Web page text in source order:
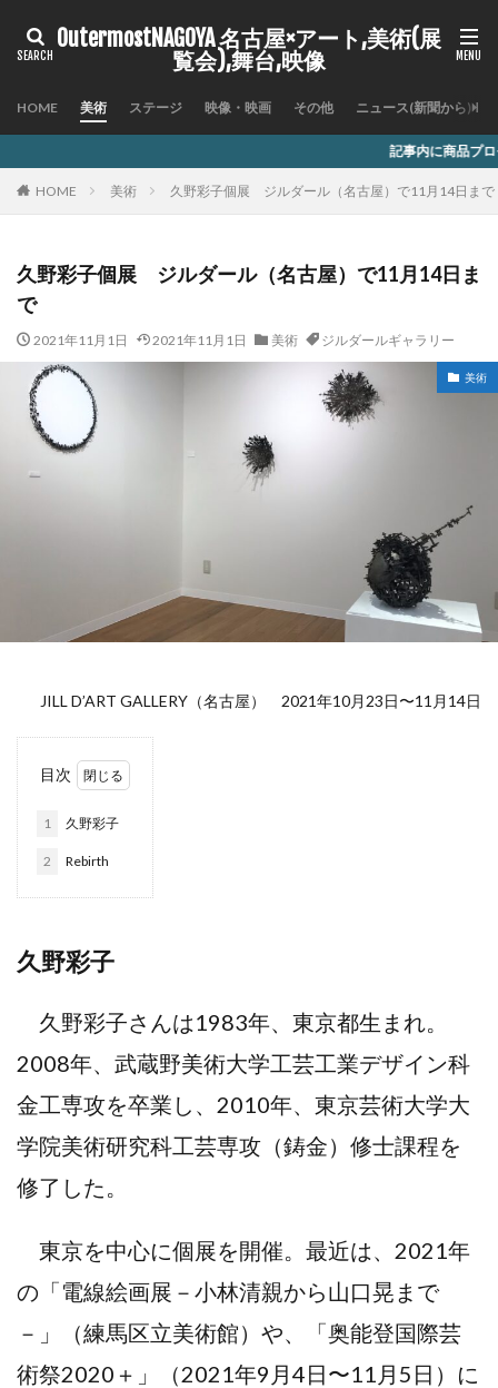
OutermostNAGOYA 名古屋×アート,美術(展
覧会),舞台,映像
HOME 美術 ステージ 映像・映画 その他 ニュース(新聞から)
記事内に商品プロモーションを含む場合があ
HOME 美術 久野彩子個展 ジルダール（名古屋）で11月14日まで
久野彩子個展 ジルダール（名古屋）で11月14日ま
で
2021年11月1日 2021年11月1日 美術 ジルダールギャラリー
美術
JILL D’ART GALLERY（名古屋） 2021年10月23日〜11月14日
目次
1 久野彩子
2 Rebirth
久野彩子
久野彩子さんは1983年、東京都生まれ。
2008年、武蔵野美術大学工芸工業デザイン科
金工専攻を卒業し、2010年、東京芸術大学大
学院美術研究科工芸専攻（鋳金）修士課程を
修了した。
東京を中心に個展を開催。最近は、2021年
の「電線絵画展－小林清親から山口晃まで
－」（練馬区立美術館）や、「奥能登国際芸
術祭2020＋」（2021年9月4日〜11月5日）に